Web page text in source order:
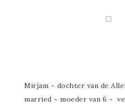
Mirjam ~ dochter van de
married ~ moeder van 6 ~